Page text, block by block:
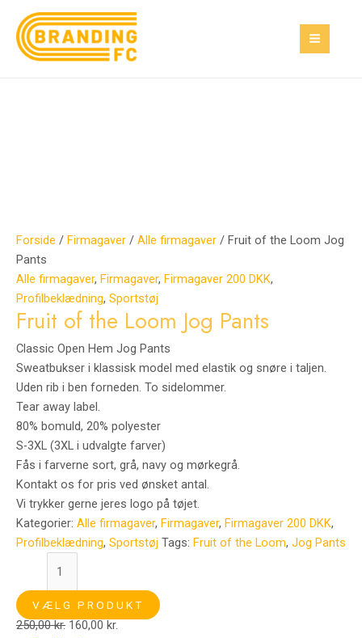
indholdet
Tilbud!
Forside / Firmagaver / Alle firmagaver / Fruit of the Loom Jog
Pants
Alle firmagaver, Firmagaver, Firmagaver 200 DKK,
Profilbeklædning, Sportstøj
Fruit of the Loom Jog Pants
Classic Open Hem Jog Pants
Sweatbukser i klassisk model med elastik og snøre i taljen.
Uden rib i ben forneden. To sidelommer.
Tear away label.
80% bomuld, 20% polyester
S-3XL (3XL i udvalgte farver)
Fås i farverne sort, grå, navy og mørkegrå.
Kontakt os for pris ved ønsket antal.
Vi trykker gerne jeres logo på tøjet.
Kategorier: Alle firmagaver, Firmagaver, Firmagaver 200 DKK,
Profilbeklædning, Sportstøj Tags: Fruit of the Loom, Jog Pants
Fruit
of
the
VÆLG PRODUKT
250,00kr.
Den
oprindelige
pris
160,00 kr.
Den
aktuelle
pris
Tilbud!
Tilbud!
Den
oprindelige
pris
Den
aktuelle
pris